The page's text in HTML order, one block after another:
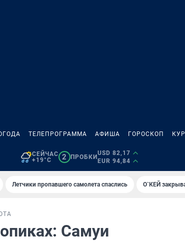
ТЕЛЕПРОГРАММА АФИША ГОРОСКОП
СЕЙЧАС
+19°C
2 ПРОБКИ
USD 82,17
EUR 94,84
Летчики пропавшего самолета спаслись О`КЕЙ
Самуи